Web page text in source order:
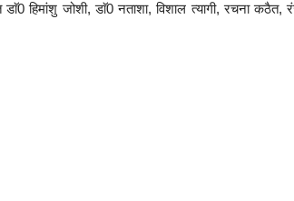
हिमांशु जोशी, डाॅ0 नताशा, विशाल त्यागी, रचना कठैत,